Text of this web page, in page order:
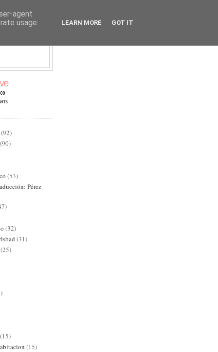
(92)
(90)
(53)
Pérez
(32)
(31)
(25)
(15)
(15)
agent
usage
LEARN MORE GOT IT